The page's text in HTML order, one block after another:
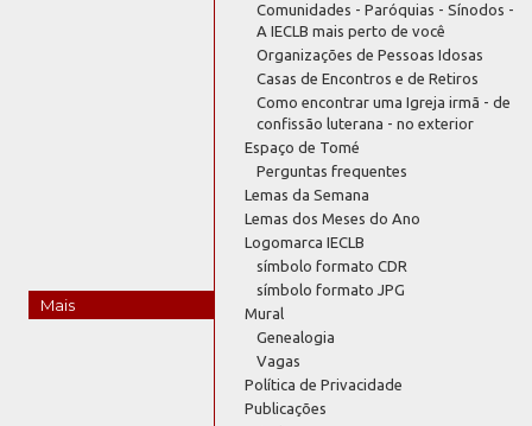
Mais
Comunidades - Paróquias - Sínodos -
A IECLB mais perto de você
Organizações de Pessoas Idosas
Casas de Encontros e de Retiros
Como encontrar uma Igreja irmã - de
confissão luterana - no exterior
Espaço de Tomé
Perguntas frequentes
Lemas da Semana
Lemas dos Meses do Ano
Logomarca IECLB
símbolo formato CDR
símbolo formato JPG
Mural
Genealogia
Vagas
Política de Privacidade
Publicações